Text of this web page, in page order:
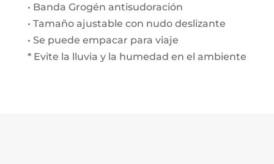
• Banda Grogén antisudoración
• Tamaño ajustable con nudo deslizante
• Se puede empacar para viaje
* Evite la lluvia y la humedad en el ambiente